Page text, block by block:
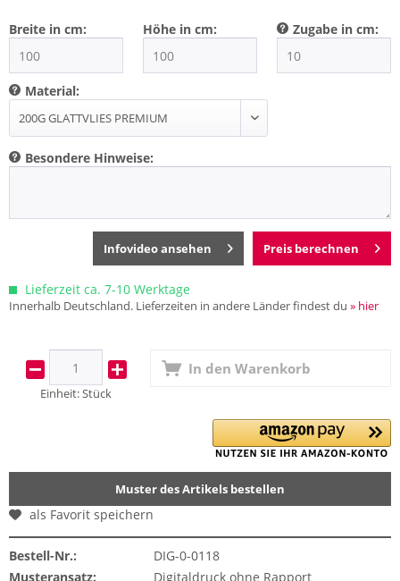
Breite in cm: Höhe in cm: Zugabe in cm:
Material:
Besondere Hinweise:
Preis berechnen
Infovideo ansehen
Lieferzeit ca. 7-10 Werktage
Innerhalb Deutschland. Lieferzeiten in andere Länder findest du » hier
Einheit:Stück
In den Warenkorb
Muster des Artikels bestellen
als Favorit speichern
Bestell-Nr.:
DIG-0-0118
Musteransatz:
Digitaldruck ohne Rapport